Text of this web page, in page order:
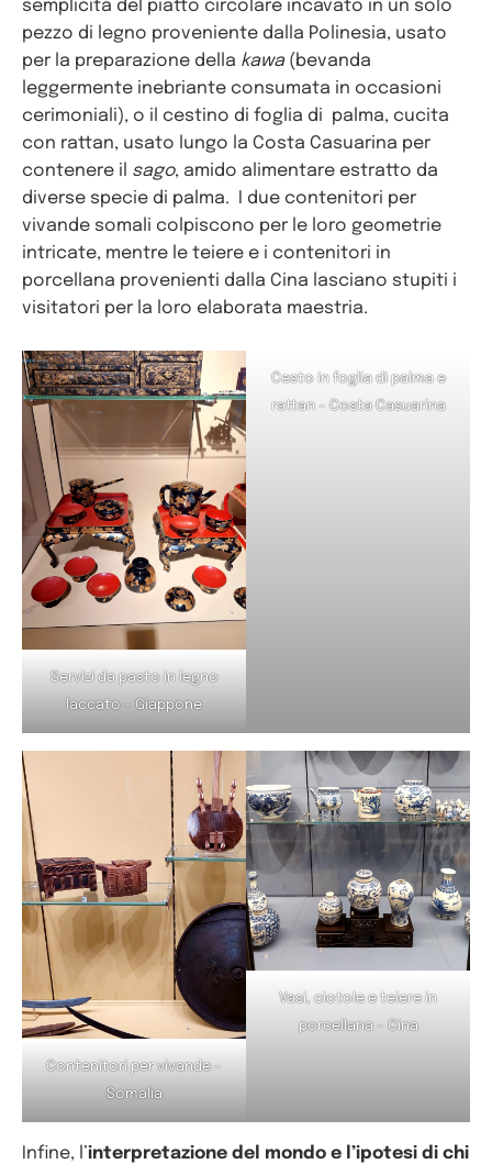
semplicità del piatto circolare incavato in un solo
pezzo di legno proveniente dalla Polinesia, usato
per la preparazione della kawa (bevanda
leggermente inebriante consumata in occasioni
cerimoniali), o il cestino di foglia di palma, cucita
con rattan, usato lungo la Costa Casuarina per
contenere il sago, amido alimentare estratto da
diverse specie di palma. I due contenitori per
vivande somali colpiscono per le loro geometrie
intricate, mentre le teiere e i contenitori in
porcellana provenienti dalla Cina lasciano stupiti i
visitatori per la loro elaborata maestria.
Servizi da pasto in legno
laccato – Giappone
Cesto in foglia di palma e
rattan – Costa Casuarina
Contenitori per vivande –
Somalia
Vasi, ciotole e teiere in
porcellana – Cina
Infine, l’interpretazione del mondo e l’ipotesi di chi